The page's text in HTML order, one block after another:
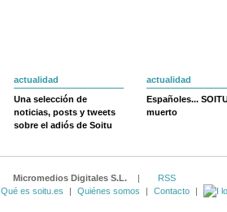
actualidad
Una selección de
noticias, posts y tweets
sobre el adiós de Soitu
actualidad
Españoles...
muerto
Micromedios Digitales S.L. |
RSS
Qué es soitu.es
| Quiénes somos | Contacto |